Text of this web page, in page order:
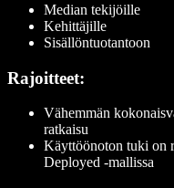
Median tekijöille
Kehittäjille
Sisällöntuotantoon
Rajoitteet:
Vähemmän
ratkaisu
Käyttöönoton tuki on
Deployed -mallissa